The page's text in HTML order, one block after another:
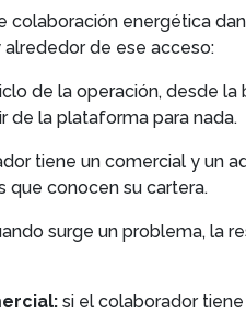
colaboración energética
de ese acceso:
de la operación, desde
de la plataforma para nada.
tiene un comercial y un
que conocen su cartera.
surge un problema, la
si el colaborador